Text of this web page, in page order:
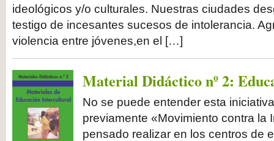
ideológicos y/o culturales. Nuestras ciudades
testigo de incesantes sucesos de intolerancia.
violencia entre jóvenes,en el […]
Material Didáctico nº 2:
No se puede entender esta
previamente «Movimiento contra la
pensado realizar en los centros de